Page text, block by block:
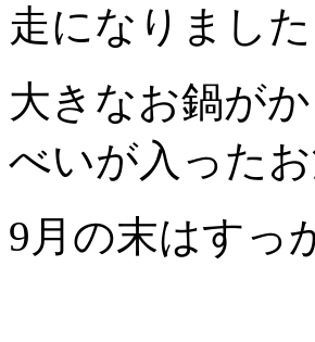
走になりまし
大きなお鍋が
べいが入ったお
9月の末はすっ